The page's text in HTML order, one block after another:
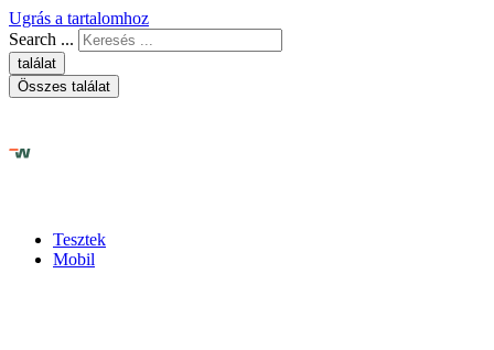
Ugrás a tartalomhoz
Search ...
találat
Összes találat
Tesztek
Mobil